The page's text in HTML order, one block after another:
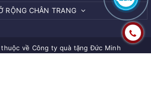
RỘNG CHÂN TRANG
về Công ty quà tặng Đức Minh